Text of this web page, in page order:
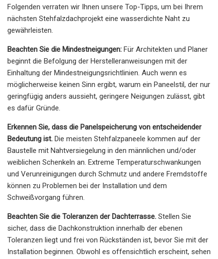
Folgenden verraten wir Ihnen unsere Top-Tipps, um bei Ihrem
nächsten Stehfalzdachprojekt eine wasserdichte Naht zu
gewährleisten.
Beachten Sie die Mindestneigungen: Für Architekten und Planer
beginnt die Befolgung der Herstelleranweisungen mit der
Einhaltung der Mindestneigungsrichtlinien. Auch wenn es
möglicherweise keinen Sinn ergibt, warum ein Paneelstil, der nur
geringfügig anders aussieht, geringere Neigungen zulässt, gibt
es dafür Gründe.
Erkennen Sie, dass die Panelspeicherung von entscheidender
Bedeutung ist. Die meisten Stehfalzpaneele kommen auf der
Baustelle mit Nahtversiegelung in den männlichen und/oder
weiblichen Schenkeln an. Extreme Temperaturschwankungen
und Verunreinigungen durch Schmutz und andere Fremdstoffe
können zu Problemen bei der Installation und dem
Schweißvorgang führen.
Beachten Sie die Toleranzen der Dachterrasse. Stellen Sie
sicher, dass die Dachkonstruktion innerhalb der ebenen
Toleranzen liegt und frei von Rückständen ist, bevor Sie mit der
Installation beginnen. Obwohl es offensichtlich erscheint, sehen